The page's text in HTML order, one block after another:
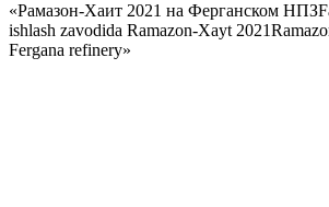
«Рамазон-Хаит 2021 на Ферганском НПЗ
ishlash zavodida Ramazon-Xayt 2021
Fergana refinery»